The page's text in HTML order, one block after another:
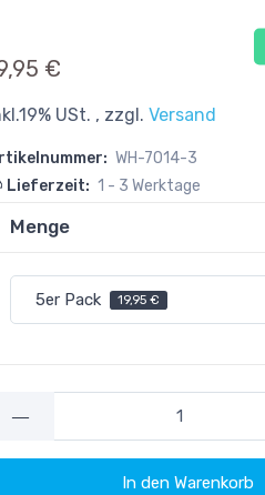
€
USt. , zzgl. Versand
WH-7014-3
Lieferzeit: 1 - 3 Werktage
Menge
5er Pack 19,95 €
—
In den Warenkorb